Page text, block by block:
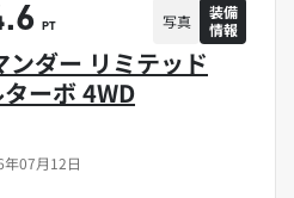
07月12日
ンダー リミテッド
ーボ 4WD
PT 写真
装備
情報